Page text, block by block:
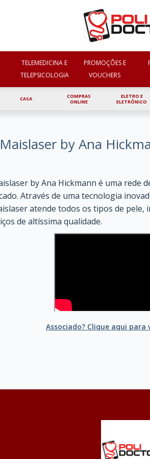
INÍCIO
CASA
COMPRAS
ONLINE
ELETRO E
ELETRÔNICO
TELEMEDICINA E
TELEPSICOLOGIA
PROMOÇÕES E
VOUCHERS
Maislaser by Ana
by Ana Hickmann é uma rede
Através de uma tecnologia
atende todos os tipos de
de altíssima qualidade.
Associado? Clique aqui para